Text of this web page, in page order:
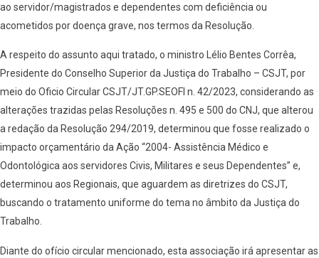
ao servidor/magistrados e dependentes com deficiência ou
acometidos por doença grave, nos termos da Resolução.
A respeito do assunto aqui tratado, o ministro Lélio Bentes Corrêa,
Presidente do Conselho Superior da Justiça do Trabalho – CSJT, por
meio do Oficio Circular CSJT/JT.GP.SEOFI n. 42/2023, considerando as
alterações trazidas pelas Resoluções n. 495 e 500 do CNJ, que alterou
a redação da Resolução 294/2019, determinou que fosse realizado o
impacto orçamentário da Ação “2004- Assistência Médico e
Odontológica aos servidores Civis, Militares e seus Dependentes” e,
determinou aos Regionais, que aguardem as diretrizes do CSJT,
buscando o tratamento uniforme do tema no âmbito da Justiça do
Trabalho.
Diante do ofício circular mencionado, esta associação irá apresentar as